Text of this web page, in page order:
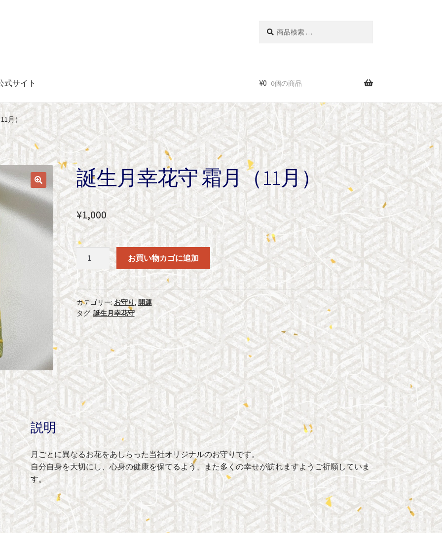
式サイト ¥0 0個の商品
月）
誕生月幸花守 霜月（11月）
¥1,000
生
月
幸
花
守
月
（11
月）
個
お買い物カゴに追加
カテゴリー:お守り, 開運
タグ: 誕生月幸花守
説明
月ごとに異なるお花をあしらった当社オリジナルのお守りです。
自分自身を大切にし、心身の健康を保てるよう、また多くの幸せが訪れますようご祈願していま
す。